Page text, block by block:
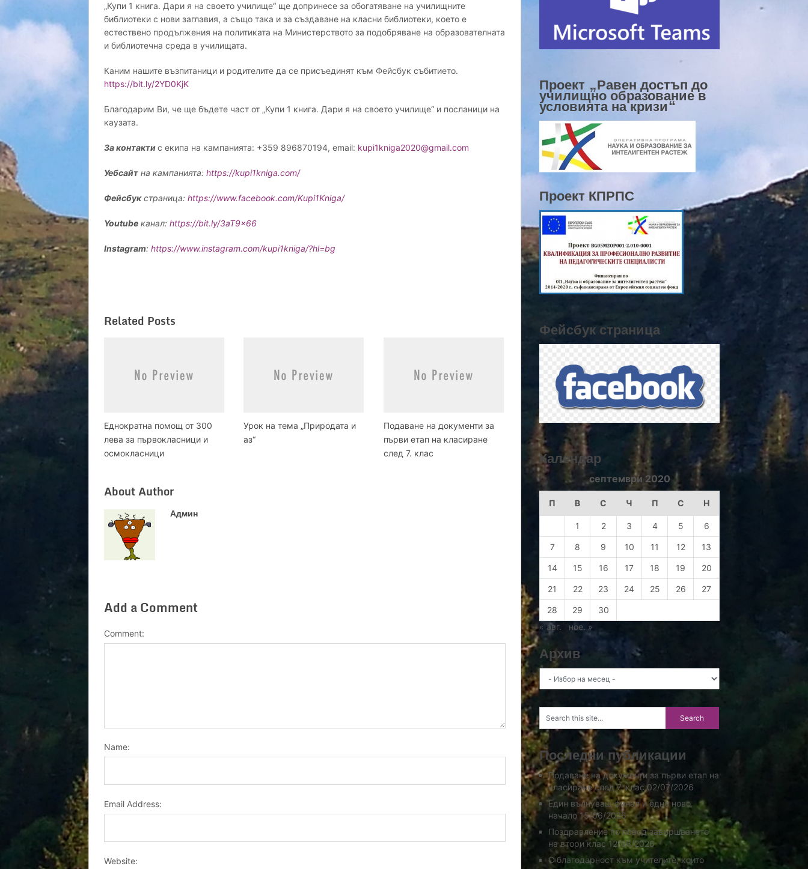
„Купи 1 книга. Дари я на своето училище“ ще допринесе за обогатяване на училищните
библиотеки с нови заглавия, а също така и за създаване на класни библиотеки, което е
естествено продължения на политиката на Министерството за подобряване на образователната
и библиотечна среда в училищата.
Каним нашите възпитаници и родителите да се присъединят към Фейсбук събитието.
https://bit.ly/2YD0KjK
Благодарим Ви, че ще бъдете част от „Купи 1 книга. Дари я на своето училище“ и посланици на
каузата.
За контактис екипа на кампанията: +359 896870194, email: kupi1kniga2020@gmail.com
Уебсайт на кампанията: https://kupi1kniga.com/
Фейсбукстраница: https://www.facebook.com/Kupi1Kniga/
Youtube канал: https://bit.ly/3aT9x66
Instagram: https://www.instagram.com/kupi1kniga/?hl=bg
Related Posts
Еднократна помощ от 300
лева за първокласници и
осмокласници
Урок на тема „Природата и
аз“
Подаване на документи за
първи етап на класиране
след 7. клас
About Author
Админ
Add a Comment
Comment:
Name:
Email Address:
Website:
Проект „Равен достъп до
училищно образование в
условията на кризи“
Проект КПРПС
Фейсбук страница
Календар
септември 2020
П В С Ч П С Н
1 2 3 4 5 6
7 8 9 10 11 12 13
14 15 16 17 18 19 20
21 22 23 24 25 26 27
28 29
30
« авг.
ное. »
Архив
Архив
Последни публикации
Подаване на документи за първи етап на
класиране след 7. клас 02/07/2026
Един вълнуващ финал и едно ново
начало 15/06/2026
Поздравление по повод завършването
на втори клас 12/06/2026
С благодарност към учителите, които